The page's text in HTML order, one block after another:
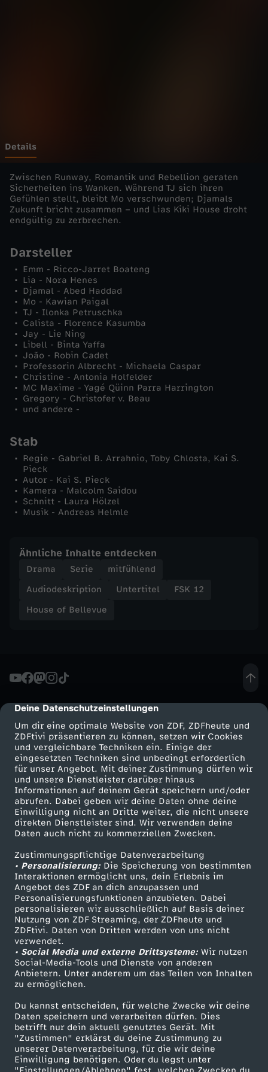
cmp-dialog-description
Deine Datenschutzeinstellungen
Um dir eine optimale Website von ZDF, ZDFheute und
ZDFtivi präsentieren zu können, setzen wir Cookies
und vergleichbare Techniken ein. Einige der
eingesetzten Techniken sind unbedingt erforderlich
für unser Angebot. Mit deiner Zustimmung dürfen wir
und unsere Dienstleister darüber hinaus
Informationen auf deinem Gerät speichern und/oder
abrufen. Dabei geben wir deine Daten ohne deine
Einwilligung nicht an Dritte weiter, die nicht unsere
direkten Dienstleister sind. Wir verwenden deine
Daten auch nicht zu kommerziellen Zwecken.
Zustimmungspflichtige Datenverarbeitung
• Personalisierung:Die Speicherung von bestimmten
Interaktionen ermöglicht uns, dein Erlebnis im
Angebot des ZDF an dich anzupassen und
Personalisierungsfunktionen anzubieten. Dabei
personalisieren wir ausschließlich auf Basis deiner
Nutzung von ZDF Streaming, der ZDFheute und
ZDFtivi. Daten von Dritten werden von uns nicht
verwendet.
• Social Media und externe Drittsysteme:Wir nutzen
Social-Media-Tools und Dienste von anderen
Anbietern. Unter anderem um das Teilen von Inhalten
zu ermöglichen.
Du kannst entscheiden, für welche Zwecke wir deine
Daten speichern und verarbeiten dürfen. Dies
betrifft nur dein aktuell genutztes Gerät. Mit
"Zustimmen" erklärst du deine Zustimmung zu
unserer Datenverarbeitung, für die wir deine
Einwilligung benötigen. Oder du legst unter
v
u
e
F
a
s
h
i
o
n
K
i
l
a
Details
Zwischen Runway, Romantik und Rebellion geraten
Sicherheiten ins Wanken. Während TJ sich ihren
Gefühlen stellt, bleibt Mo verschwunden; Djamals
Zukunft bricht zusammen – und Lias Kiki House droht
endgültig zu zerbrechen.
Darsteller
Emm - Ricco-Jarret Boateng
Lia - Nora Henes
Djamal - Abed Haddad
Mo - Kawian Paigal
TJ - Ilonka Petruschka
Calista - Florence Kasumba
Jay - Lie Ning
Libell - Binta Yaffa
João - Robin Cadet
Professorin Albrecht - Michaela Caspar
Christine - Antonia Holfelder
MC Maxime - Yagé Qüinn Parra Harrington
Gregory - Christofer v. Beau
und andere -
Stab
Regie - Gabriel B. Arrahnio, Toby Chlosta, Kai S.
Pieck
Autor - Kai S. Pieck
Kamera - Malcolm Saidou
Schnitt - Laura Hölzel
Musik - Andreas Helmle
Ähnliche Inhalte entdecken
Drama Serie
mitfühlend
Audiodeskription
Untertitel
FSK 12
House of Bellevue
Mehr ZDF
ZDF-Apps
Smart TV
ZDFtext
Livestreams
Sendungen A-Z
TV-Programm
Service
ZDFmitreden
Kontakt zum ZDF
Tickets
Zuschauerservice
Hilfe
ZDF Unternehmen
Karriere
ZDF goes Schule
Werbefernsehen
Mainzelmännchen